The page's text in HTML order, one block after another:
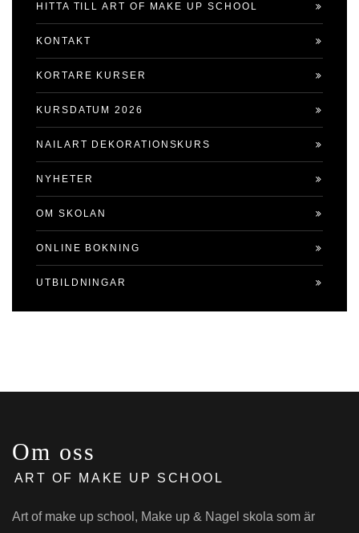
HITTA TILL ART OF MAKE UP SCHOOL
KONTAKT
KORTARE KURSER
KURSDATUM 2026
NAILART DEKORATIONSKURS
NYHETER
OM SKOLAN
ONLINE BOKNING
UTBILDNINGAR
Om oss
ART OF MAKE UP SCHOOL
Art of make up school, Make up & Nagel skola som är